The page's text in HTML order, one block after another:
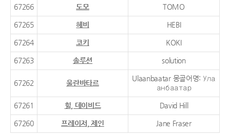
67266 도모 TOMO
67265 헤비 HEBI
67264 코키 KOKI
67263 솔루션 solution
67262 울란바타르
Ulaanbaatar 몽골어명: Ула
анбаатар
67261 힐, 데이비드 David Hill
67260 프레이저, 제인 Jane Fraser